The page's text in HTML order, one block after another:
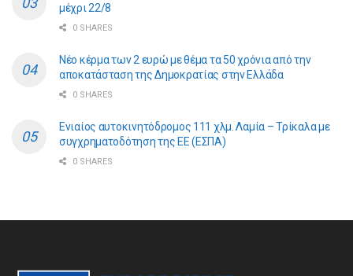
μέχρι 22/8
0 SHARES
Νέο κέρμα των 2 ευρώ με θέμα τα 50 χρόνια από την
αποκατάσταση της Δημοκρατίας στην Ελλάδα
0 SHARES
Ενιαίος αυτοκινητόδρομος 111 χλμ. Λαμία – Τρίκαλα με
συγχρηματοδότηση της ΕE (ΕΣΠΑ)
0 SHARES